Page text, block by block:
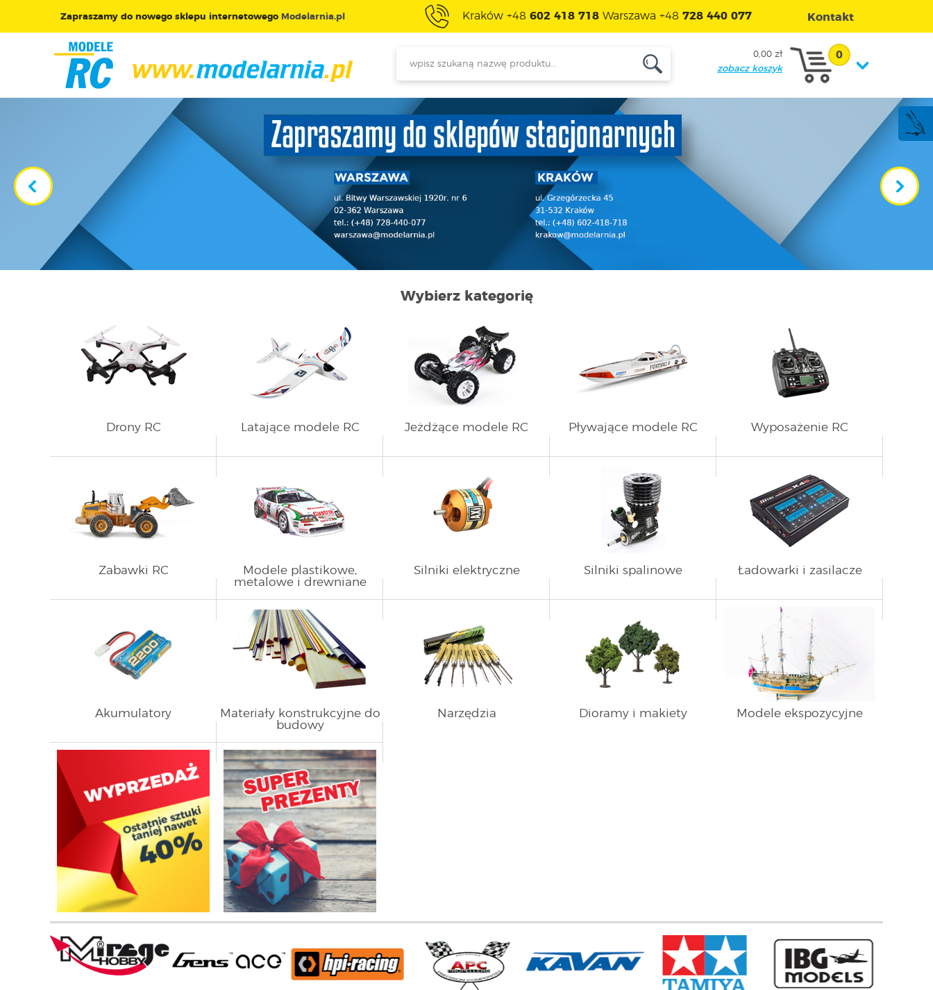
Zapraszamy do nowego sklepu internetowego Modelarnia.pl Kraków +48 602 418 718Warszawa +48 728 440 077 Kontakt
0,00 zł
zobacz koszyk
0
Wybierz kategorię
Drony RC Latające modele RC Jeżdżące modele RC Pływające modele RC Wyposażenie RC
Zabawki RC
Modele plastikowe,
metalowe i drewniane
Silniki elektryczne Silniki spalinowe Ładowarki i zasilacze
Akumulatory
Materiały konstrukcyjne do
budowy
Narzędzia Dioramy i makiety Modele ekspozycyjne